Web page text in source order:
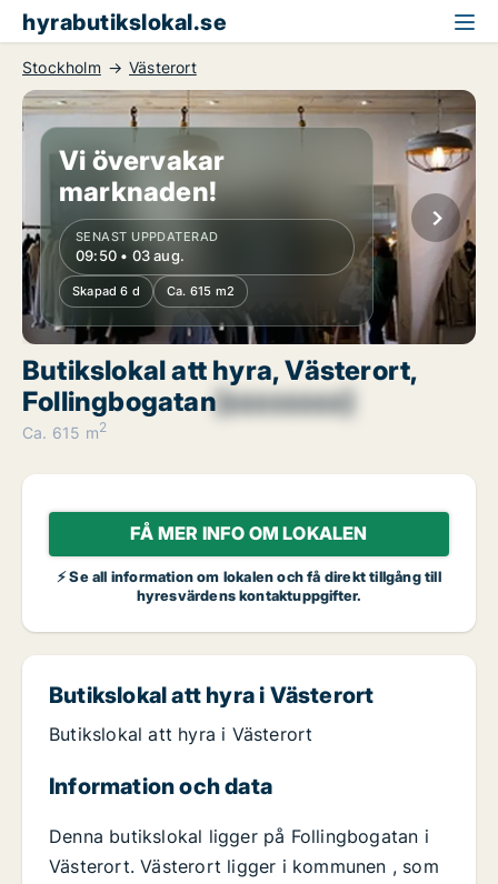
hyrabutikslokal.se
Stockholm Västerort
Vi övervakar
marknaden!
SENAST UPPDATERAD
09:50 • 03 aug.
Skapad 6 d Ca. 615 m2
Butikslokal att hyra, Västerort,
Follingbogatan[xxxxxxxx]
Ca. 615 m2
FÅ MER INFO OM LOKALEN
⚡ Se all information om lokalen och få direkt tillgång till
hyresvärdens kontaktuppgifter.
Butikslokal att hyra i Västerort
Butikslokal att hyra i Västerort
Information och data
Denna butikslokal ligger på Follingbogatan i
Västerort. Västerort ligger i kommunen , som